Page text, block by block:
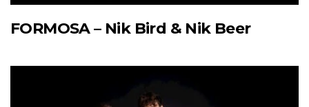
FORMOSA – Nik Bird & Nik Beer